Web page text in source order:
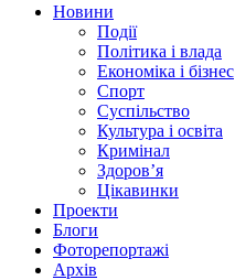
Новини
Події
Політика і влада
Економіка і бізнес
Спорт
Суспільство
Культура і освіта
Кримінал
Здоров’я
Цікавинки
Проекти
Блоги
Фоторепортажі
Архів